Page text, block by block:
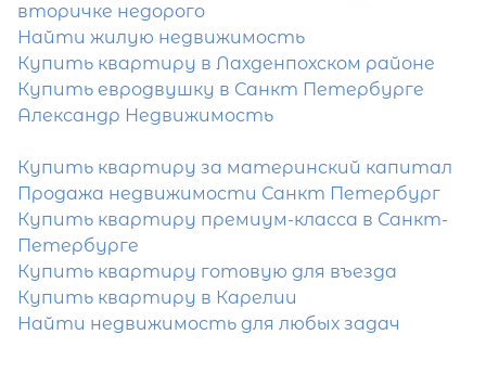
Популярное
вторичке недорого
Найти жилую недвижимость
Купить квартиру в Лахденпохском районе
Купить евродвушку в Санкт Петербурге
Александр Недвижимость
Купить квартиру за материнский капитал
Продажа недвижимости Санкт Петербург
Купить квартиру премиум-класса в Санкт-
Петербурге
Купить квартиру готовую для въезда
Купить квартиру в Карелии
Найти недвижимость для любых задач